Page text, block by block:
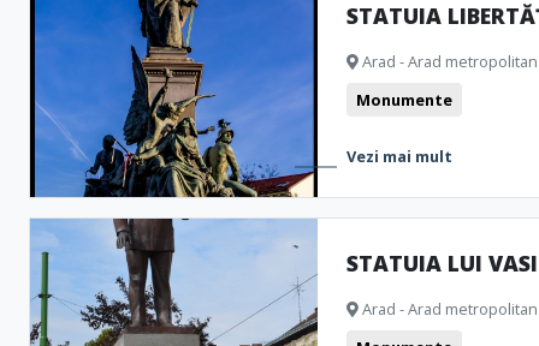
STATUIA
Arad - Arad metropolitan
Monumente
Vezi mai mult
STATUIA LUI
Arad - Arad metropolitan